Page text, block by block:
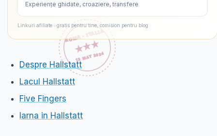
Experiențe ghidate, croaziere, transfere
Linkuri afiliate · gratis pentru tine, comision pentru blog
Despre Hallstatt
Lacul Hallstatt
Five Fingers
Iarna in Hallstatt